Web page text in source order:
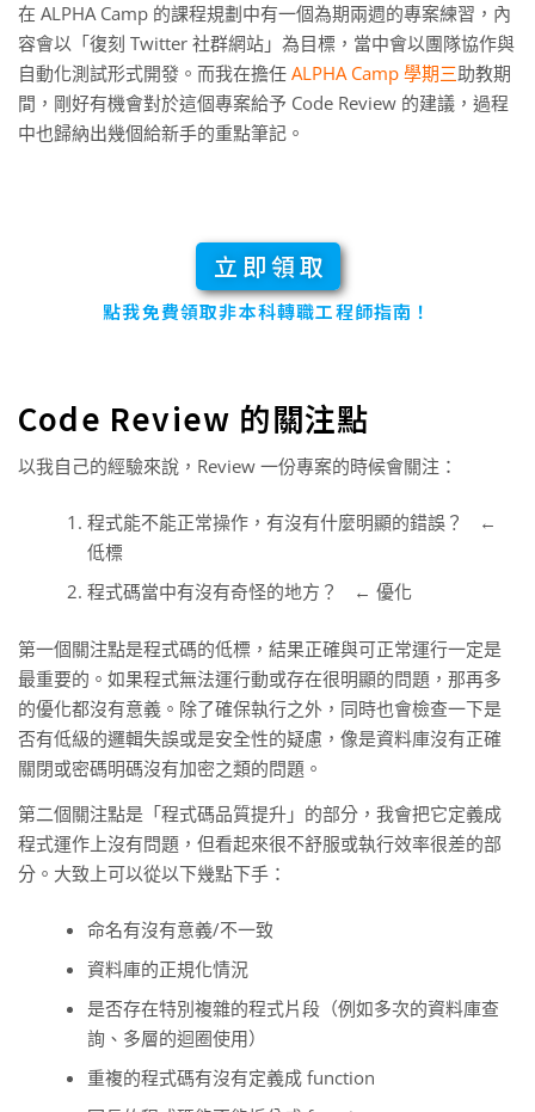
在 ALPHA Camp 的課程規劃中有一個為期兩週的專案練習，內
容會以「復刻 Twitter 社群網站」為目標，當中會以團隊協作與
自動化測試形式開發。而我在擔任 ALPHA Camp 學期三助教期
間，剛好有機會對於這個專案給予 Code Review 的建議，過程
中也歸納出幾個給新手的重點筆記。
立即領取
點我免費領取非本科轉職工程師指南！
Code Review 的關注點
以我自己的經驗來說，Review 一份專案的時候會關注：
程式能不能正常操作，有沒有什麼明顯的錯誤？ ←
低標
程式碼當中有沒有奇怪的地方？ ← 優化
第一個關注點是程式碼的低標，結果正確與可正常運行一定是
最重要的。如果程式無法運行動或存在很明顯的問題，那再多
的優化都沒有意義。除了確保執行之外，同時也會檢查一下是
否有低級的邏輯失誤或是安全性的疑慮，像是資料庫沒有正確
關閉或密碼明碼沒有加密之類的問題。
第二個關注點是「程式碼品質提升」的部分，我會把它定義成
程式運作上沒有問題，但看起來很不舒服或執行效率很差的部
分。大致上可以從以下幾點下手：
命名有沒有意義/不一致
資料庫的正規化情況
是否存在特別複雜的程式片段（例如多次的資料庫查
詢、多層的迴圈使用）
重複的程式碼有沒有定義成 function